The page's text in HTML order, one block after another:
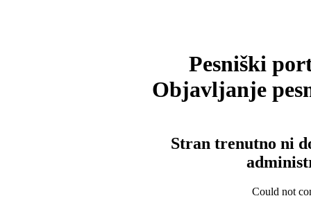
Pesniški
Objavljanje
Stran trenutno ni
Could not